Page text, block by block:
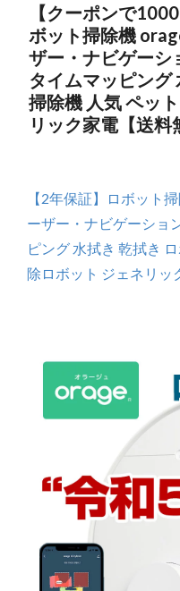
【クーポンで
ボット掃除機
ザー・ナビゲー
タイムマッピング
掃除機 人気 ペッ
リック家電【送料
【2年保証】ロボット
ーザー・ナビゲーショ
ピング 水拭き 乾拭き
除ロボット ジェネリッ